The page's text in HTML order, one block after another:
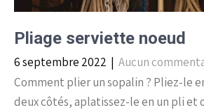
Pliage serviette noeud
6 septembre 2022 | Aucun
Comment plier un sopalin ? Pliez-le
deux côtés, aplatissez-le en un pli et